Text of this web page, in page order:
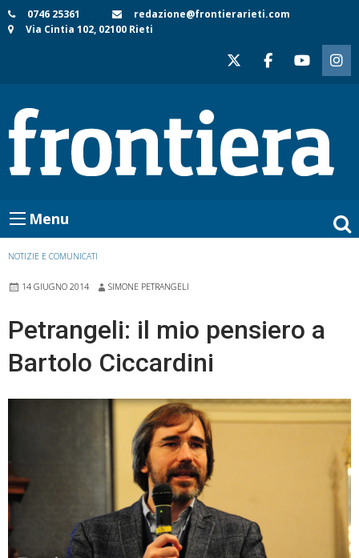
Skip
to
0746 25361
redazione@frontierarieti.com
Via Cintia 102, 02100 Rieti
Menu
NOTIZIE E COMUNICATI
14 GIUGNO 2014 SIMONE PETRANGELI
Petrangeli: il mio pensiero a
Bartolo Ciccardini